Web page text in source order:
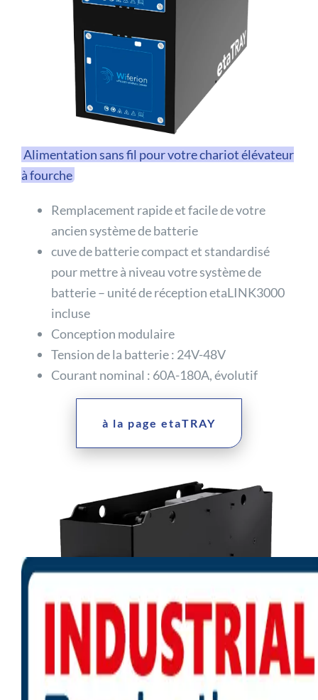
Alimentation sans fil pour votre chariot élévateur
à fourche
Remplacement rapide et facile de votre
ancien système de batterie
cuve de batterie compact et standardisé
pour mettre à niveau votre système de
batterie – unité de réception etaLINK3000
incluse
Conception modulaire
Tension de la batterie : 24V-48V
Courant nominal : 60A-180A, évolutif
à la page etaTRAY